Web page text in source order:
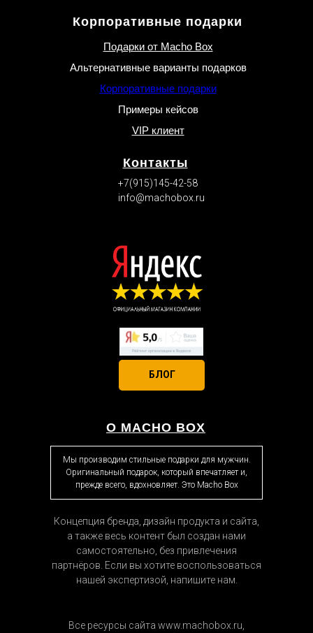
Наличными деньгами при получении
У нас возможно оплатить наличными
деньгами курьеру при получении заказа
Онлайн оплата (карточкой)
3D Secure гарантирует абсолютную
безопасность транзакций при онлайн
оплате.
Банковской картой при получении
На данный момент безналичная оплата не
принимается, по техническим причинам.
Приносим свои извинения за неудобства.
Влейте кипяток. Все хорошо перемешайте.
ШАГ 11:
Тушите на медленном огне под крышкой 25-30
минут до готовности картошки, периодически
перемешивая.
тарелкам и посыпьте зеленью.
Корпоративные подарки
Подарки от Macho Box
Альтернативные варианты подарков
Корпоративные подарки
Примеры кейсов
VIP клиент
Контакты
+7(915)145-42-58
info@machobox.ru
Мы производим стильные подарки для мужчин.
Оригинальный подарок, который впечатляет и,
прежде всего, вдохновляет. Это Macho Box
О MACHO BOX
Концепция бренда, дизайн продукта и сайта,
а также весь контент был создан нами
самостоятельно, без привлечения
партнёров. Если вы хотите воспользоваться
нашей экспертизой, напишите нам.
Все ресурсы сайта www.machobox.ru,
БЛОГ